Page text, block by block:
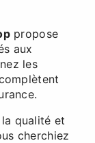
propose
aux
les
qualité et
cherchiez